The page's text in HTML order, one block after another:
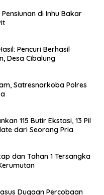
di Inhu Bakar
Pencuri Berhasil
Desa Cibalung
Satresnarkoba Polres
115 Butir Ekstasi, 13 Pil
dari Seorang Pria
dan Tahan 1 Tersangka
Dugaan Percobaan